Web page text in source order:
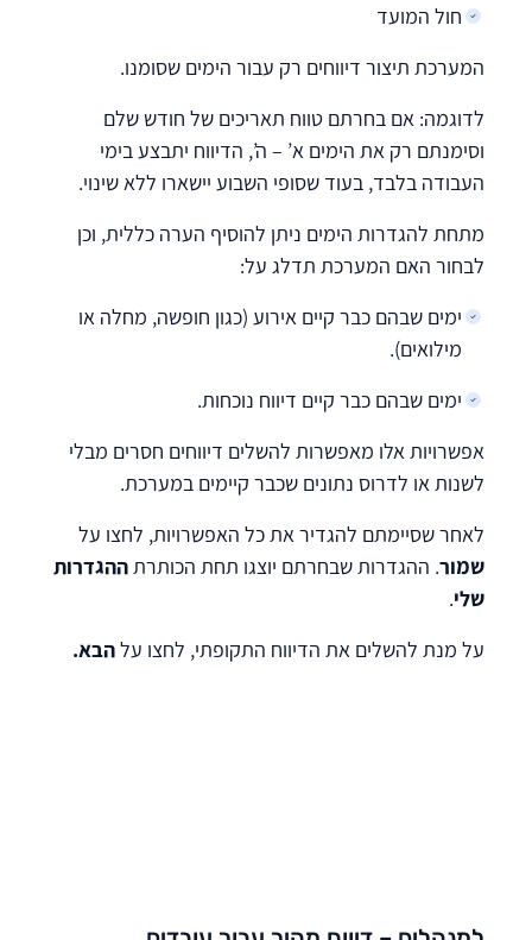
חול המועד
המערכת תיצור דיווחים רק עבור הימים שסומנו.
לדוגמה: אם בחרתם טווח תאריכים של חודש שלם
וסימנתם רק את הימים א’ – ה’, הדיווח יתבצע בימי
העבודה בלבד, בעוד שסופי השבוע יישארו ללא שינוי.
מתחת להגדרות הימים ניתן להוסיף הערה כללית, וכן
לבחור האם המערכת תדלג על:
ימים שבהם כבר קיים אירוע (כגון חופשה, מחלה או
מילואים).
ימים שבהם כבר קיים דיווח נוכחות.
אפשרויות אלו מאפשרות להשלים דיווחים חסרים מבלי
לשנות או לדרוס נתונים שכבר קיימים במערכת.
לאחר שסיימתם להגדיר את כל האפשרויות, לחצו על
שמור. ההגדרות שבחרתם יוצגו תחת הכותרתההגדרות
שלי.
על מנת להשלים את הדיווח התקופתי, לחצו עלהבא.